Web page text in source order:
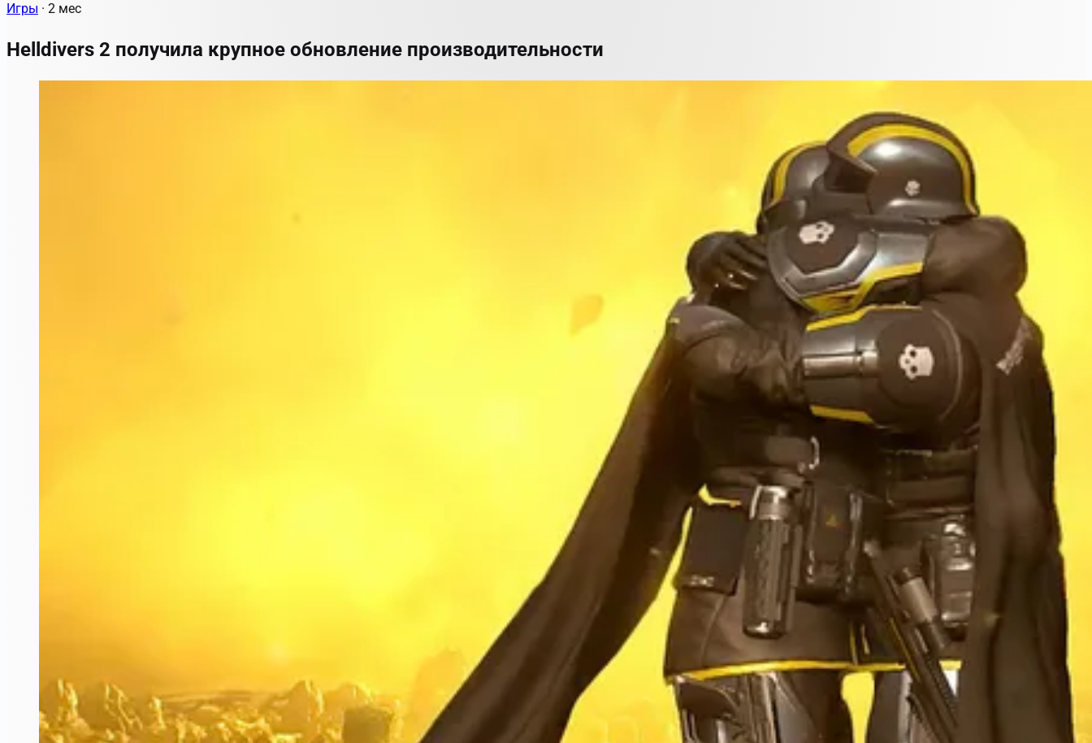
Игры · 2 мес
Helldivers 2 получила крупное обновление производительности